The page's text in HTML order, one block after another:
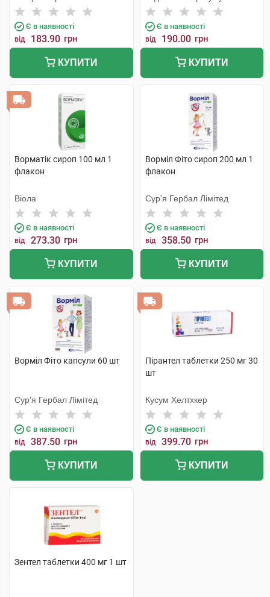
Пріват
Є в наявності
від 183.90 грн
КУПИТИ
Є в наявності
від 190.00 грн
КУПИТИ
Ворматік сироп 100 мл 1
флакон
Віола
Є в наявності
від 273.30 грн
КУПИТИ
Ворміл Фіто сироп 200 мл 1
флакон
Сур'я Гербал Лімітед
Є в наявності
від 358.50 грн
КУПИТИ
Ворміл Фіто капсули 60 шт
Сур'я Гербал Лімітед
Є в наявності
від 387.50 грн
КУПИТИ
Пірантел таблетки 250 мг 30
шт
Кусум Хелтхкер
Є в наявності
від 399.70 грн
КУПИТИ
Зентел таблетки 400 мг 1 шт